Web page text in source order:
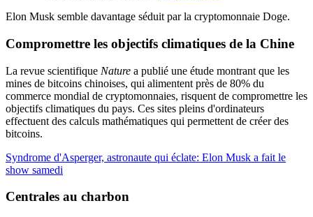
Elon Musk semble davantage séduit par la cryptomonnaie Doge.
Compromettre les objectifs climatiques de la Chine
La revue scientifique Nature a publié une étude montrant que les
mines de bitcoins chinoises, qui alimentent près de 80% du
commerce mondial de cryptomonnaies, risquent de compromettre les
objectifs climatiques du pays. Ces sites pleins d'ordinateurs
effectuent des calculs mathématiques qui permettent de créer des
bitcoins.
Syndrome d'Asperger, astronaute qui éclate: Elon Musk a fait le
show samedi
Centrales au charbon